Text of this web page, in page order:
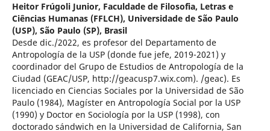
Heitor Frúgoli Junior, Faculdade de Filosofia, Letras e
Ciências Humanas (FFLCH), Universidade de São Paulo
(USP), São Paulo (SP), Brasil
Desde dic./2022, es profesor del Departamento de
Antropología de la USP (donde fue jefe, 2019-2021) y
coordinador del Grupo de Estudios de Antropología de la
Ciudad (GEAC/USP, http://geacusp7.wix.com). /geac). Es
licenciado en Ciencias Sociales por la Universidad de São
Paulo (1984), Magíster en Antropología Social por la USP
(1990) y Doctor en Sociología por la USP (1998), con
doctorado sándwich en la Universidad de California, San